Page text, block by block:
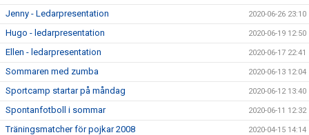
Jenny - Ledarpresentation 2020-06-26 23:10
Hugo - ledarpresentation 2020-06-19 12:50
Ellen - ledarpresentation 2020-06-17 22:41
Sommaren med zumba 2020-06-13 12:04
Sportcamp startar på måndag 2020-06-12 13:40
Spontanfotboll i sommar 2020-06-11 12:32
Träningsmatcher för pojkar 2008 2020-04-15 14:14